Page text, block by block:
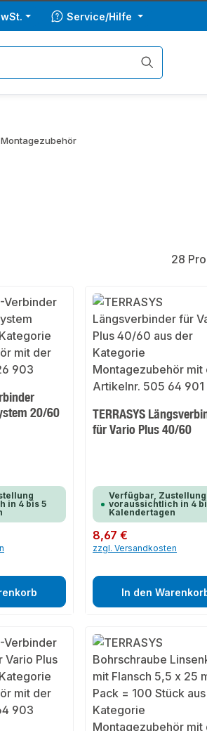
Service/Hilfe
Montagezubehör
28
20/60
in 4 bis 5
TERRASYS
für Vario Plus 40/60
Verfügbar, Zustellung
voraussichtlich in 4
Kalendertagen
Regulärer Preis:
8,67 €
zzgl. Versandkosten
In den